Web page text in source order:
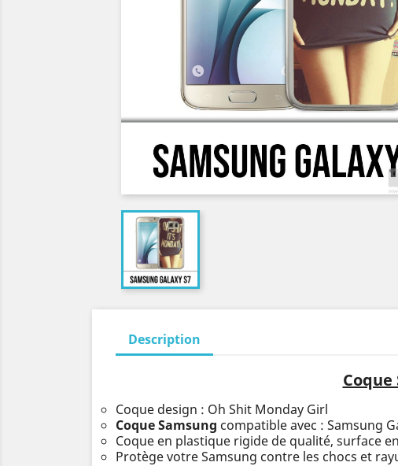
Description
Coque
Coque design : Oh Shit Monday Girl
Coque Samsung compatible avec : Samsung
Coque en plastique rigide de qualité, surface
Protège votre Samsung contre les chocs et